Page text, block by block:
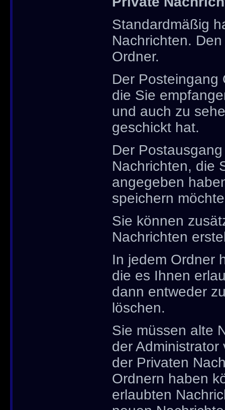
Standardmäßig
Nachrichten.
Ordner.
Der Posteingang
die Sie
und auch zu
geschickt hat.
Der
Nachrichten, die
angegeben
speichern
Sie können
Nachrichten
In jedem Ordner
die es Ihnen
dann entweder
löschen.
Sie müssen alte
der
der Privaten
Ordnern haben
erlaubten